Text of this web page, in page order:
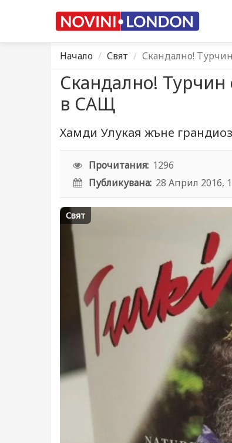
Начало Свят Скандално!
Скандално! Турчин
в САЩ
Хамди Улукая жъне
Прочитания: 1296
Публикувана: 28 Април 2016,
Свят